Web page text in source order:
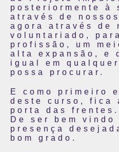
posteriormente à
através de
agora através de
voluntariado,
profissão, um
alta expansão, e
igual em
possa procurar.
E como primeiro
deste curso, fica
porta das
De ser bem vindo
presença
bom grado.